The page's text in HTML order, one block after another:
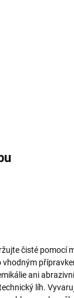
čisté pomocí
vhodným
ani
líh.